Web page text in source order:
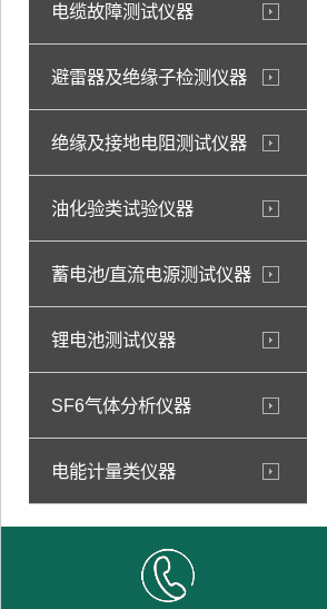
电缆故障测试仪器
避雷器及绝缘子检测仪器
绝缘及接地电阻测试仪器
油化验类试验仪器
蓄电池/直流电源测试仪器
锂电池测试仪器
SF6气体分析仪器
电能计量类仪器